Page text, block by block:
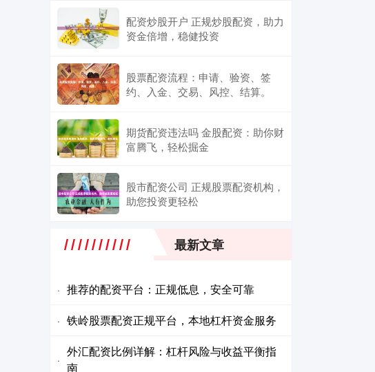
配资炒股开户 正规炒股配资，助力
资金倍增，稳健投资
股票配资流程：申请、验资、签
约、入金、交易、风控、结算。
期货配资违法吗 金股配资：助你财
富腾飞，轻松掘金
股市配资公司 正规股票配资机构，
助您投资更轻松
最新文章
· 推荐的配资平台：正规低息，安全可靠
· 铁岭股票配资正规平台，本地杠杆资金服务
·
外汇配资比例详解：杠杆风险与收益平衡指
南